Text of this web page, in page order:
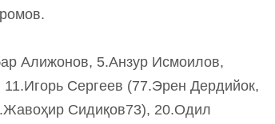
Алижонов, 5.Анзур Исмоилов,
Сергеев (77.Эрен Дердийок,
Сидиқов73), 20.Одил